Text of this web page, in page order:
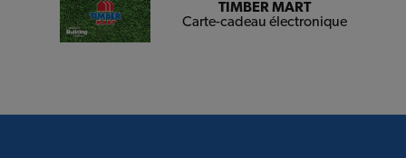
TIMBER MART
Carte-cadeau électronique